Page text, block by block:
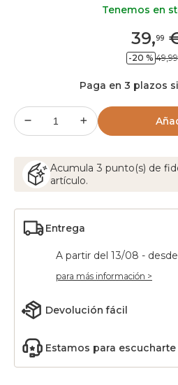
39,99
-20 %
Paga en 3 plazos
Acumula 3 punto(s) de
artículo.
Entrega
A partir del 13/08 -
para más información >
Devolución fácil
Estamos para escucharte